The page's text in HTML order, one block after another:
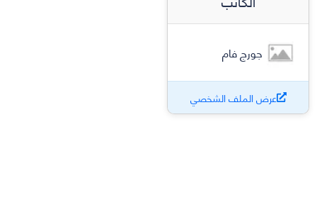
جورج فام
عرض الملف الشخصي